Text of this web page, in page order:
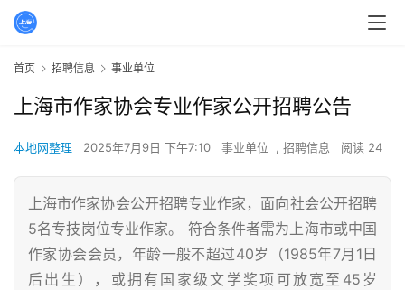
首页 招聘信息 事业单位
上海市作家协会专业作家公开招聘公告
本地网整理 2025年7月9日 下午7:10 事业单位 , 招聘信息 阅读 24
上海市作家协会公开招聘专业作家，面向社会公开招聘
5名专技岗位专业作家。 符合条件者需为上海市或中国
作家协会会员，年龄一般不超过40岁（1985年7月1日
后出生），或拥有国家级文学奖项可放宽至45岁